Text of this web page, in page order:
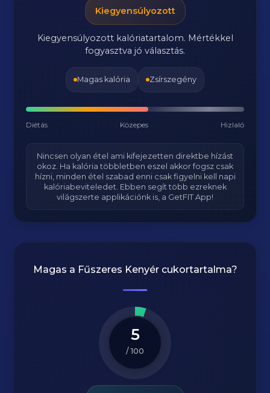
Kiegyensúlyozott
Kiegyensúlyozott kalóriatartalom. Mértékkel
fogyasztva jó választás.
Magas kalória Zsírszegény
Diétás Közepes Hizlaló
Nincsen olyan étel ami kifejezetten direktbe hízást
okoz. Ha kalória többletben eszel akkor fogsz csak
hízni, minden étel szabad enni csak figyelni kell napi
kalóriabeviteledet. Ebben segít több ezreknek
világszerte applikációnk is, a GetFIT App!
Magas a Fűszeres Kenyércukortartalma?
5
/ 100